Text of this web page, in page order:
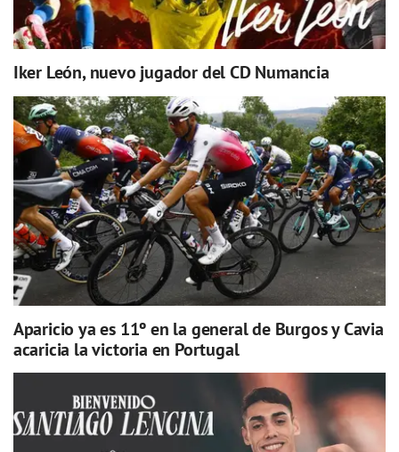
Iker León, nuevo jugador del CD Numancia
Aparicio ya es 11º en la general de Burgos y Cavia
acaricia la victoria en Portugal